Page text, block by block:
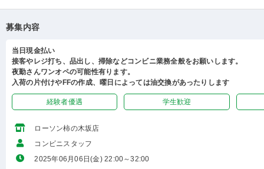
募集内容
当日現金払い
接客やレジ打ち、品出し、掃除などコンビニ業務全般をお願いします。
夜勤さんワンオペの可能性有ります。
入荷の片付けやFFの作成、曜日によっては油交換があったりします
経験者優遇 学生歓迎
ローソン柿の木坂店
コンビニスタッフ
2025年06月06日(金) 22:00～32:00